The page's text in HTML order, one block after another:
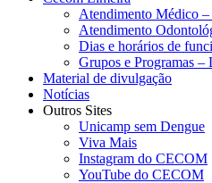
Atendimento Médico
Atendimento
Dias e horários de
Grupos e Programas –
Material de divulgação
Notícias
Outros Sites
Unicamp sem Dengue
Viva Mais
Instagram do CECOM
YouTube do CECOM